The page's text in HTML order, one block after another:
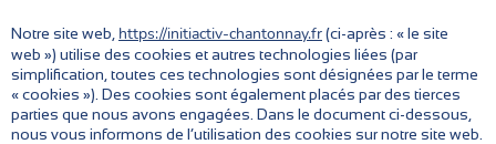
Emploi
Contact
Notre site web, https://initiactiv-chantonnay.fr(ci-après : « le site
web ») utilise des cookies et autres technologies liées (par
simplification, toutes ces technologies sont désignées par le terme
« cookies »). Des cookies sont également placés par des tierces
parties que nous avons engagées. Dans le document ci-dessous,
nous vous informons de l’utilisation des cookies sur notre site web.